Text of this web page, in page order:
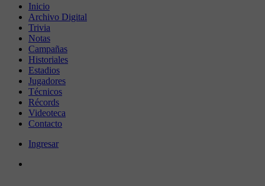
Inicio
Archivo Digital
Trivia
Notas
Campañas
Historiales
Estadios
Jugadores
Técnicos
Récords
Videoteca
Contacto
Ingresar